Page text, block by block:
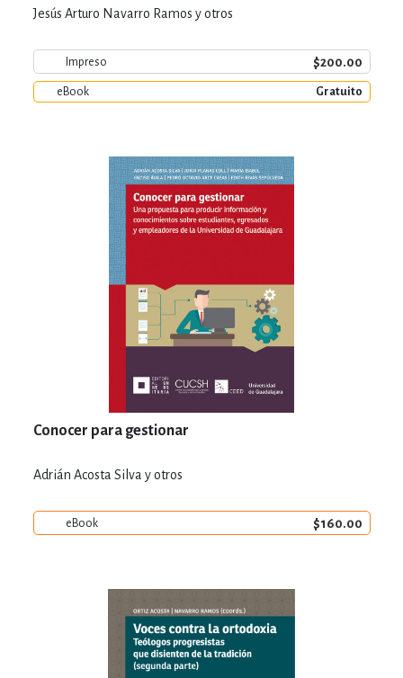
Jesús Arturo Navarro Ramos y otros
Impreso $200.00
eBook Gratuito
Conocer para gestionar
Adrián Acosta Silva y otros
eBook $160.00